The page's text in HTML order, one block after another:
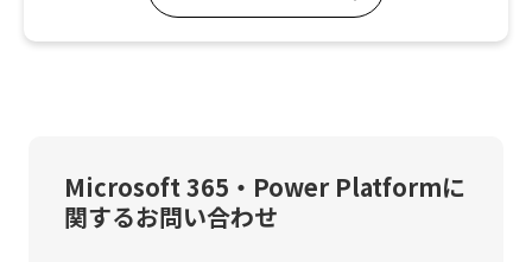
Microsoft 365・Power Platformに
関するお問い合わせ